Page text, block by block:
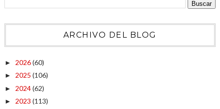
ARCHIVO DEL BLOG
► 2026(60)
► 2025 (106)
► 2024(62)
► 2023 (113)